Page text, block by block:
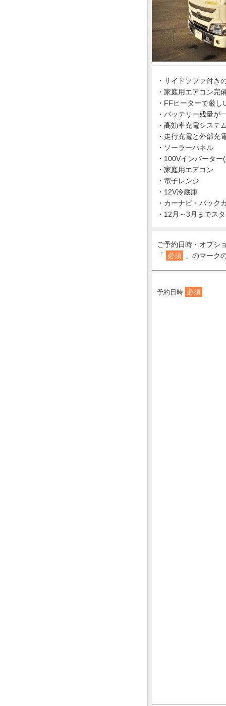
・サイドソファ付き
・家庭用エアコン完
・FFヒーターで厳し
・バッテリー残量が
・高効率充電システ
・走行充電と外部充
・ソーラーパネル
・100Vインバータ
・家庭用エアコン
・電子レンジ
・12V冷蔵庫
・カーナビ・バック
・12月～3月までス
ご予約日時・オプシ
「
必須 」のマーク
予約日時 必須